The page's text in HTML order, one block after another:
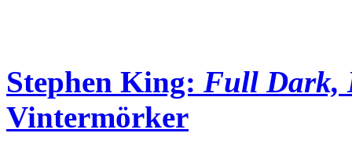
Stephen King: Full Dark,
Vintermörker